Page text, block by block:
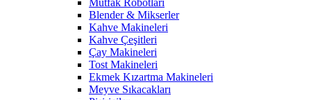
Mutfak Robotları
Blender & Mikserler
Kahve Makineleri
Kahve Çeşitleri
Çay Makineleri
Tost Makineleri
Ekmek Kızartma Makineleri
Meyve Sıkacakları